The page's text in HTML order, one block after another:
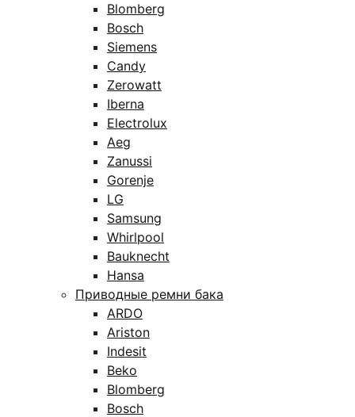
Blomberg
Bosch
Siemens
Candy
Zerowatt
Iberna
Electrolux
Aeg
Zanussi
Gorenje
LG
Samsung
Whirlpool
Bauknecht
Hansa
Приводные ремни бака
ARDO
Ariston
Indesit
Beko
Blomberg
Bosch